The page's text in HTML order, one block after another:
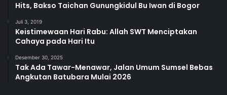
Hits, Bakso Taichan Gunungkidul Bu Iwan di Bogor
Juli 3, 2019
Keistimewaan Hari Rabu: Allah SWT Menciptakan
Cahaya pada Hari Itu
Desember 30, 2025
Tak Ada Tawar-Menawar, Jalan Umum Sumsel Bebas
Angkutan Batubara Mulai 2026